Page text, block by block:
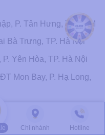
P. Tân Hưng, TP.HCM
Bà Trưng, TP. Hà Nội
Yên Hòa, TP. Hà Nội
Mon Bay, P. Hạ Long,
KĐTM Ngã 5 SBCB, P.
Chi nhánh Hotline